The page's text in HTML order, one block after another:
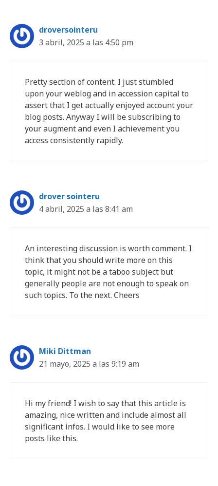
droversointeru
3 abril, 2025 a las 4:50 pm
Pretty section of content. I just stumbled
upon your weblog and in accession capital to
assert that I get actually enjoyed account your
blog posts. Anyway I will be subscribing to
your augment and even I achievement you
access consistently rapidly.
drover sointeru
4 abril, 2025 a las 8:41 am
An interesting discussion is worth comment. I
think that you should write more on this
topic, it might not be a taboo subject but
generally people are not enough to speak on
such topics. To the next. Cheers
Miki Dittman
21 mayo, 2025 a las 9:19 am
Hi my friend! I wish to say that this article is
amazing, nice written and include almost all
significant infos. I would like to see more
posts like this.